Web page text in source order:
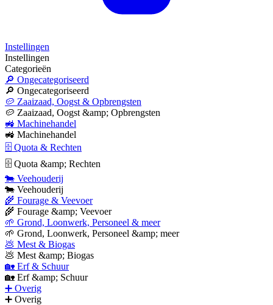
Instellingen
Instellingen
Categorieën
🔎 Ongecategoriseerd
🔎 Ongecategoriseerd
🥔 Zaaizaad, Oogst & Opbrengsten
🥔 Zaaizaad, Oogst &amp; Opbrengsten
🚜 Machinehandel
🚜 Machinehandel
🗄 Quota & Rechten
🗄 Quota &amp; Rechten
🐄 Veehouderij
🐄 Veehouderij
🌾 Fourage & Veevoer
🌾 Fourage &amp; Veevoer
🌱 Grond, Loonwerk, Personeel & meer
🌱 Grond, Loonwerk, Personeel &amp; meer
💩 Mest & Biogas
💩 Mest &amp; Biogas
🏡 Erf & Schuur
🏡 Erf &amp; Schuur
➕ Overig
➕ Overig